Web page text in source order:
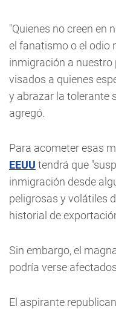
"Quienes no creen en
el fanatismo o el odio
inmigración a nuestro
visados a quienes
y abrazar la tolerante
agregó.
Para acometer esas
EEUU tendrá que
inmigración desde
peligrosas y volátiles
historial de
Sin embargo, el
podría verse
El aspirante